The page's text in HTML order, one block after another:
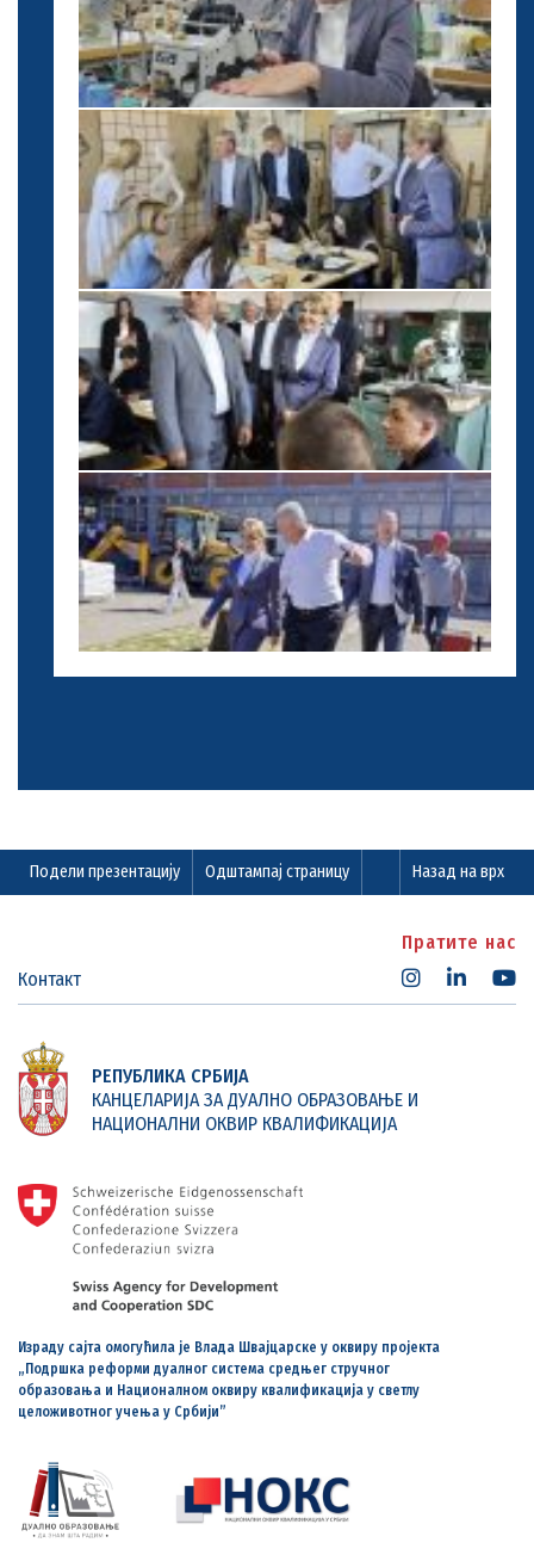
Подели презентацију Одштампај страницу Назад на врх
Контакт
Пратите нас
РЕПУБЛИКА СРБИЈА
КАНЦЕЛАРИЈА ЗА ДУАЛНО ОБРАЗОВАЊЕ И
НАЦИОНАЛНИ ОКВИР КВАЛИФИКАЦИЈА
Израду сајта омогућила је Влада Швајцарске у оквиру пројекта
„Подршка реформи дуалног система средњег стручног
образовања и Националном оквиру квалификација у светлу
целоживотног учења у Србији”